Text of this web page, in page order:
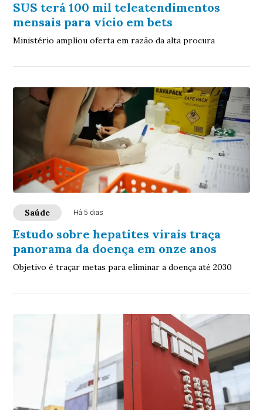
SUS terá 100 mil teleatendimentos
mensais para vício em bets
Ministério ampliou oferta em razão da alta procura
Saúde Há 5 dias
Estudo sobre hepatites virais traça
panorama da doença em onze anos
Objetivo é traçar metas para eliminar a doença até 2030